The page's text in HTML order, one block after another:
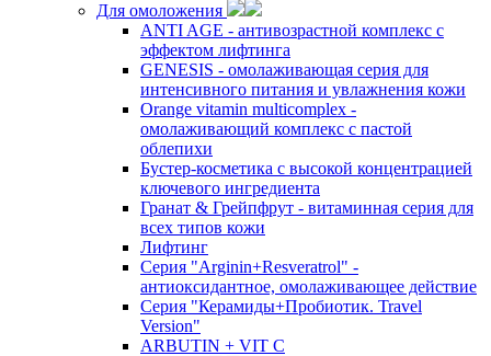
Для омоложения
ANTI AGE - антивозрастной комплекс с
эффектом лифтинга
GENESIS - омолаживающая серия для
интенсивного питания и увлажнения кожи
Orange vitamin multicomplex -
омолаживающий комплекс с пастой
облепихи
Бустер-косметика с высокой концентрацией
ключевого ингредиента
Гранат & Грейпфрут - витаминная серия для
всех типов кожи
Лифтинг
Серия "Arginin+Resveratrol" -
антиоксидантное, омолаживающее действие
Серия "Керамиды+Пробиотик. Travel
Version"
ARBUTIN + VIT C